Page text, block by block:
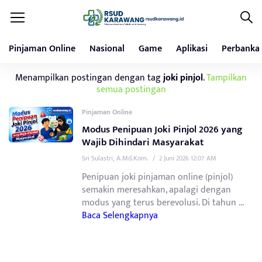
Pinjaman Online Nasional Game Aplikasi
Menampilkan postingan dengan tagjoki pinjol.Tampilkan
semua postingan
Pinjaman Online
Modus Penipuan Joki Pinjol 2026 yang
Wajib Dihindari Masyarakat
Sri Sulastri, A.Md.Kom. / 2 Juni 2026 12:07 AM
Penipuan joki pinjaman online (pinjol)
semakin meresahkan, apalagi dengan
modus yang terus berevolusi. Di tahun ...
Baca Selengkapnya